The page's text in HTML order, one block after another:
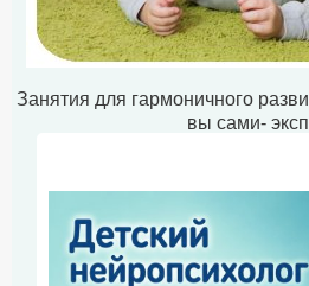
Занятия для гармоничного
вы сами-